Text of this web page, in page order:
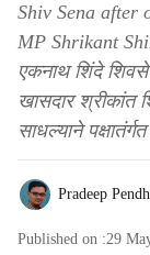
Shiv Sena after
MP Shrikant
एकनाथ शिंदे
खासदार श्रीकांत
साधल्याने
Pradeep
Published on :29